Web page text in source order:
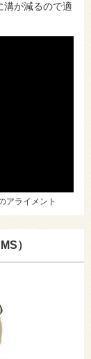
溝が減るので適
アライメント
）